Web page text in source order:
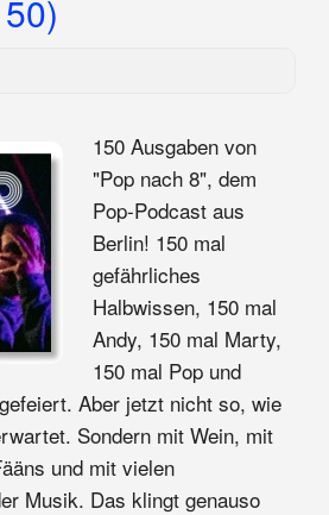
150 Ausgaben von
"Pop nach 8", dem
Pop-Podcast aus
Berlin! 150 mal
gefährliches
Halbwissen, 150 mal
Andy, 150 mal Marty,
150 mal Pop und
Aber jetzt nicht so, wie
Sondern mit Wein, mit
und mit vielen
Musik. Das klingt genauso